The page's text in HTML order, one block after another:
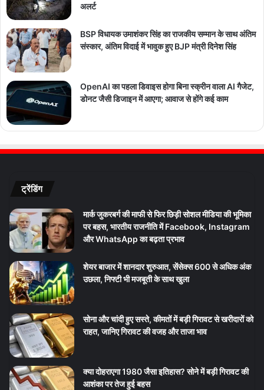
अलर्ट
BSP विधायक उमाशंकर सिंह का राजकीय सम्मान के साथ अंतिम
संस्कार, अंतिम विदाई में भावुक हुए BJP मंत्री दिनेश सिंह
OpenAI का पहला डिवाइस होगा बिना स्क्रीन वाला AI गैजेट,
डोनट जैसी डिजाइन में आएगा; आवाज से होंगे कई काम
ट्रेंडिंग
मार्क जुकरबर्ग की माफी से फिर छिड़ी सोशल मीडिया की भूमिका
पर बहस, भारतीय राजनीति में Facebook, Instagram
और WhatsApp का बढ़ता प्रभाव
शेयर बाजार में शानदार शुरुआत, सेंसेक्स 600 से अधिक अंक
उछला, निफ्टी भी मजबूती के साथ खुला
सोना और चांदी हुए सस्ते, कीमतों में बड़ी गिरावट से खरीदारों को
राहत, जानिए गिरावट की वजह और ताजा भाव
क्या दोहराएगा 1980 जैसा इतिहास? सोने में बड़ी गिरावट की
आशंका पर तेज हुई बहस